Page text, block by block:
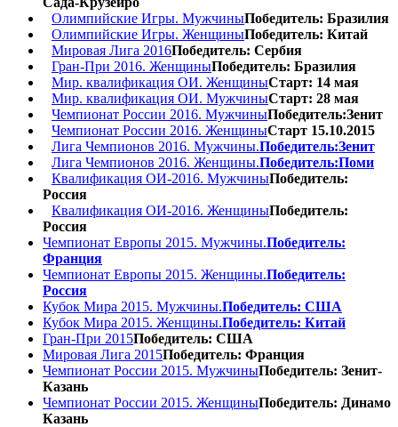
Олимпийские Игры. МужчиныПобедитель: Бразилия
Олимпийские Игры. ЖенщиныПобедитель: Китай
Мировая Лига 2016Победитель: Сербия
Гран-При 2016. ЖенщиныПобедитель: Бразилия
Мир. квалификация ОИ. ЖенщиныСтарт: 14 мая
Мир. квалификация ОИ. МужчиныСтарт: 28 мая
Чемпионат России 2016. МужчиныПобедитель:Зенит
Чемпионат России 2016. ЖенщиныСтарт 15.10.2015
Лига Чемпионов 2016. Мужчины.Победитель:Зенит
Лига Чемпионов 2016. Женщины.Победитель:Поми
Квалификация ОИ-2016. МужчиныПобедитель:
Россия
Квалификация ОИ-2016. ЖенщиныПобедитель:
Россия
Чемпионат Европы 2015. Мужчины.Победитель:
Франция
Чемпионат Европы 2015. Женщины.Победитель:
Россия
Кубок Мира 2015. Мужчины.Победитель: США
Кубок Мира 2015. Женщины.Победитель: Китай
Гран-При 2015Победитель: США
Мировая Лига 2015Победитель: Франция
Чемпионат России 2015. МужчиныПобедитель: Зенит-
Казань
Чемпионат России 2015. ЖенщиныПобедитель: Динамо
Казань